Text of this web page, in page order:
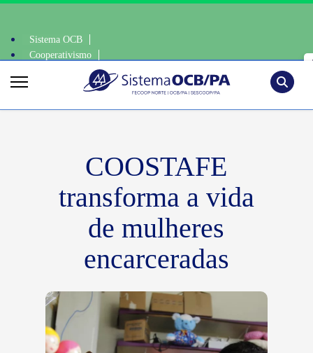
Sistema OCB
Cooperativismo
COOSTAFE
transforma a vida
de mulheres
encarceradas